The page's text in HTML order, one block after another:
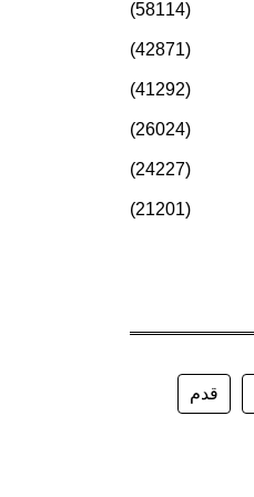
(58114)
(42871)
(41292)
(26024)
(24227)
(21201)
قدم